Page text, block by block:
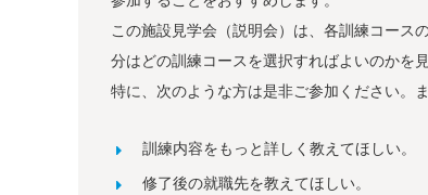
この施設見学会（説明会）は、各訓練コース
分はどの訓練コースを選択すればよいのかを
特に、次のような方は是非ご参加ください。
訓練内容をもっと詳しく教えてほしい。
修了後の就職先を教えてほしい。